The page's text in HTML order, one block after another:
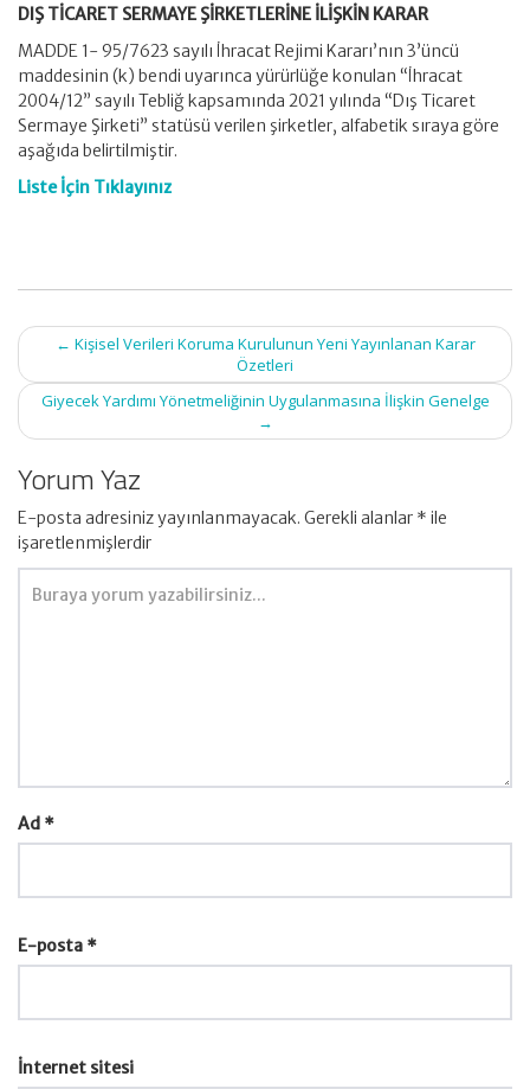
DIŞ TİCARET SERMAYE ŞİRKETLERİNE İLİŞKİN KARAR
MADDE 1- 95/7623 sayılı İhracat Rejimi Kararı’nın 3’üncü
maddesinin (k) bendi uyarınca yürürlüğe konulan “İhracat
2004/12” sayılı Tebliğ kapsamında 2021 yılında “Dış Ticaret
Sermaye Şirketi” statüsü verilen şirketler, alfabetik sıraya göre
aşağıda belirtilmiştir.
Liste İçin Tıklayınız
Post
navigation
← Kişisel Verileri Koruma Kurulunun Yeni Yayınlanan Karar
Özetleri
Giyecek Yardımı Yönetmeliğinin Uygulanmasına İlişkin Genelge
→
Yorum Yaz
E-posta adresiniz yayınlanmayacak. Gerekli alanlar * ile
işaretlenmişlerdir
Ad *
E-posta *
İnternet sitesi